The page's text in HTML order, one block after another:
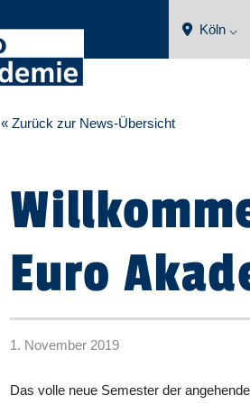
Köln ⌵
« Zurück zur News-Übersicht
Euro
1. November 2019
Das volle neue Semester der